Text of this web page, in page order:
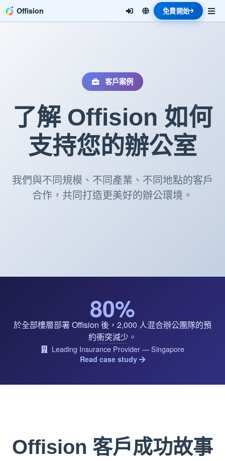
Offision 免費開始
客戶案例
了解 Offision 如何
支持您的辦公室
我們與不同規模、不同產業、不同地點的客戶
合作，共同打造更美好的辦公環境。
80%
於全部樓層部署 Offision 後，2,000 人混合辦公團隊的預
約衝突減少。
Leading Insurance Provider — Singapore
Read case study
Offision 客戶成功故事